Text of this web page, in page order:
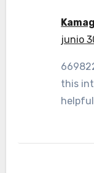
junio
this